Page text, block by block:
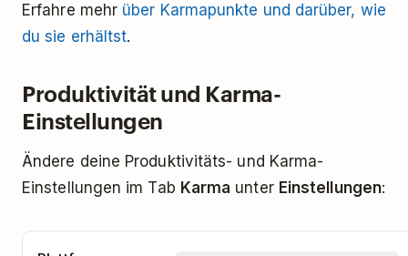
Erfahre mehr über Karmapunkte und darüber, wie
du sie erhältst.
Produktivität und Karma-
Einstellungen
Ändere deine Produktivitäts- und Karma-
Einstellungen im Tab Karma unter Einstellungen: